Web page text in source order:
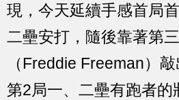
現，今天延續手感首局
二壘安打，隨後靠著第
（Freddie Freeman）
第2局一、二壘有跑者的